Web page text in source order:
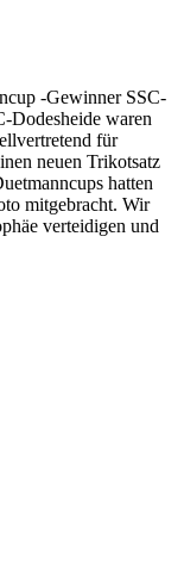
-Gewinner SSC-
Dodesheide waren
für
neuen Trikotsatz
hatten
mitgebracht. Wir
verteidigen und